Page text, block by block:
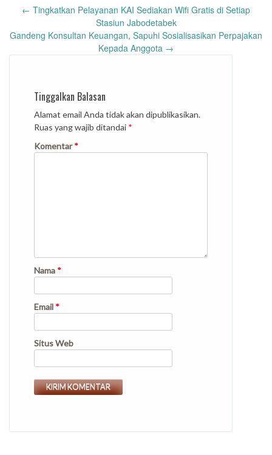
Post
← Tingkatkan Pelayanan KAI Sediakan Wifi Gratis di Setiap
Stasiun Jabodetabek
Gandeng Konsultan Keuangan, Sapuhi Sosialisasikan Perpajakan
Kepada Anggota →
Tinggalkan Balasan
Alamat email Anda tidak akan dipublikasikan.
Ruas yang wajib ditandai *
Komentar*
Nama *
Email *
Situs Web